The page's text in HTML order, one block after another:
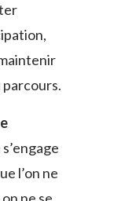
parcours.
l’on ne